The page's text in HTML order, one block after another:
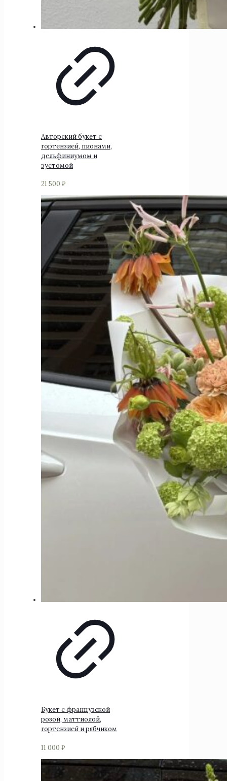
Авторский букет с
гортензией, пионами,
дельфиниумом и
эустомой
21 500 ₽
Букет с французской
розой, маттиолой,
гортензией и рябчиком
11 000 ₽